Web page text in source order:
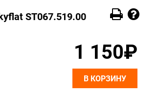
ST067.519.00
1 150₽
В КОРЗИНУ